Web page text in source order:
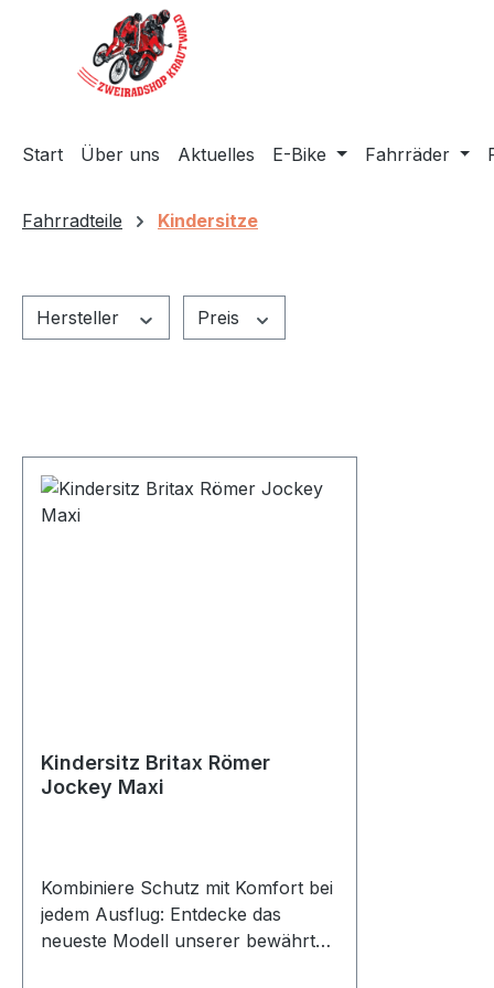
Hauptinhalt springen
Zur Suche springen
Zur Hauptnavigation springen
Start Über uns Aktuelles E-Bike Fahrräder
Fahrradteile Kindersitze
Hersteller Preis
Kindersitz Britax Römer
Jockey Maxi
Kombiniere Schutz mit Komfort bei
jedem Ausflug: Entdecke das
neueste Modell unserer bewährten